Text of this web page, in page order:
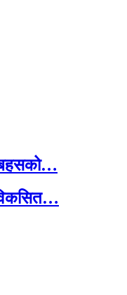
बहसको…